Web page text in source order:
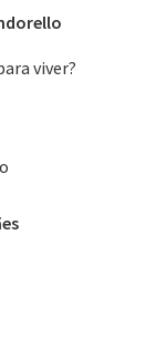
viver?